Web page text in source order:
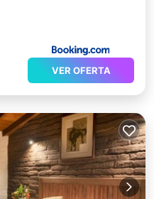
VER OFERTA